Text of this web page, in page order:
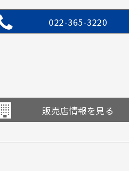
022-365-3220
販売店情報を見る